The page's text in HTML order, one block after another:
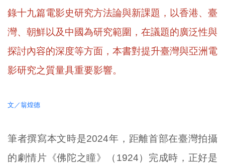
錄十九篇電影史研究方法論與新課題，以香港、臺
灣、朝鮮以及中國為研究範圍，在議題的廣泛性與
探討內容的深度等方面，本書對提升臺灣與亞洲電
影研究之質量具重要影響。
文／翁煌德
筆者撰寫本文時是2024年，距離首部在臺灣拍攝
的劇情片《佛陀之瞳》（1924）完成時，正好是